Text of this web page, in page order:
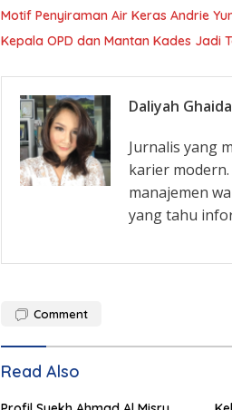
Motif Penyiraman Air Keras Andrie
Kepala OPD dan Mantan Kades Jadi
Daliyah
Jurnalis yang
karier
manajemen
yang tahu
Comment
Read Also